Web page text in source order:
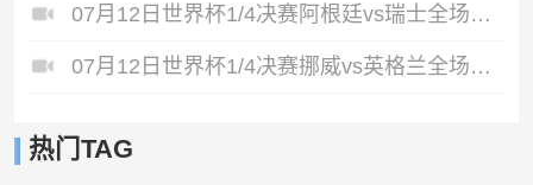
07月12日世界杯1/4决赛阿根廷vs瑞士全场录像
07月12日世界杯1/4决赛挪威vs英格兰全场录像
热门TAG